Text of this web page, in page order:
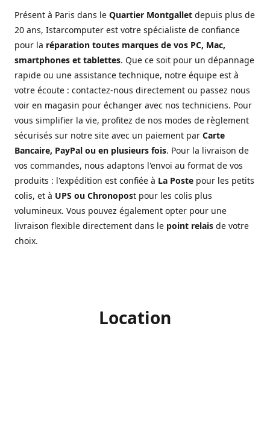
Présent à Paris dans le Quartier Montgallet depuis plus de
20 ans, Istarcomputer est votre spécialiste de confiance
pour la réparation toutes marques de vos PC, Mac,
smartphones et tablettes. Que ce soit pour un dépannage
rapide ou une assistance technique, notre équipe est à
votre écoute : contactez-nous directement ou passez nous
voir en magasin pour échanger avec nos techniciens. Pour
vous simplifier la vie, profitez de nos modes de règlement
sécurisés sur notre site avec un paiement par Carte
Bancaire, PayPal ou en plusieurs fois. Pour la livraison de
vos commandes, nous adaptons l'envoi au format de vos
produits : l'expédition est confiée à La Poste pour les petits
colis, et à UPS ou Chronopost pour les colis plus
volumineux. Vous pouvez également opter pour une
livraison flexible directement dans le point relais de votre
choix.
Location